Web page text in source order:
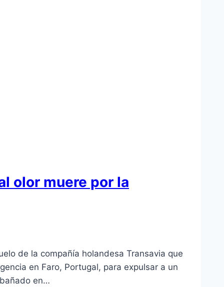
olor muere por la
de la compañía holandesa Transavia que
en Faro, Portugal, para expulsar a un
en…